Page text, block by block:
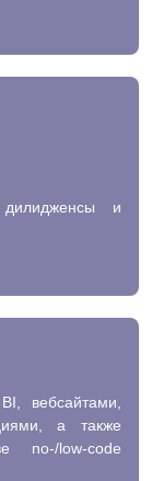
и
вебсайтами,
а также
no-/low-code